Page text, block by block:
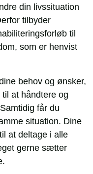
din livssituation
tilbyder
til
som er henvist
behov og ønsker,
at håndtere og
får du
situation. Dine
at deltage i alle
gerne sætter